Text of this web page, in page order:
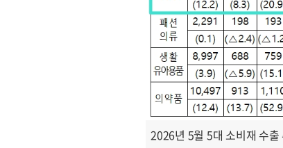
2026년 5월 5대 소비재 수